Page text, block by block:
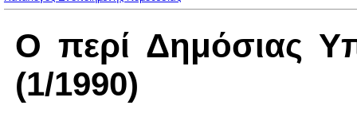
Ο περί Δημόσιας
(1/1990)